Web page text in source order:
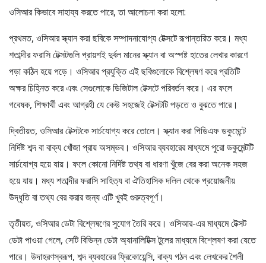
ওসিআর কিভাবে সাহায্য করতে পারে, তা আলোচনা করা হলো:
প্রথমত, ওসিআর স্ক্যান করা ছবিকে সম্পাদনাযোগ্য টেক্সটে রূপান্তরিত করে। মধ্য
শতাব্দীর ফরাসি টেক্সটগুলি প্রায়শই দুর্বল মানের স্ক্যান বা অস্পষ্ট হাতের লেখার কারণে
পড়া কঠিন হয়ে পড়ে। ওসিআর প্রযুক্তি এই ছবিগুলোকে বিশ্লেষণ করে প্রতিটি
অক্ষর চিহ্নিত করে এবং সেগুলোকে ডিজিটাল টেক্সটে পরিবর্তন করে। এর ফলে
গবেষক, শিক্ষার্থী এবং আগ্রহী যে কেউ সহজেই টেক্সটটি পড়তে ও বুঝতে পারে।
দ্বিতীয়ত, ওসিআর টেক্সটকে সার্চযোগ্য করে তোলে। স্ক্যান করা পিডিএফ ডকুমেন্টে
নির্দিষ্ট শব্দ বা বাক্য খোঁজা প্রায় অসম্ভব। ওসিআর ব্যবহারের মাধ্যমে পুরো ডকুমেন্টটি
সার্চযোগ্য হয়ে যায়। ফলে কোনো নির্দিষ্ট তথ্য বা ধারণা খুঁজে বের করা অনেক সহজ
হয়ে যায়। মধ্য শতাব্দীর ফরাসি সাহিত্য বা ঐতিহাসিক দলিল থেকে প্রয়োজনীয়
উদ্ধৃতি বা তথ্য বের করার জন্য এটি খুবই গুরুত্বপূর্ণ।
তৃতীয়ত, ওসিআর ডেটা বিশ্লেষণের সুযোগ তৈরি করে। ওসিআর-এর মাধ্যমে টেক্সট
ডেটা পাওয়া গেলে, সেটি বিভিন্ন ডেটা অ্যানালিটিক্স টুলের মাধ্যমে বিশ্লেষণ করা যেতে
পারে। উদাহরণস্বরূপ, শব্দ ব্যবহারের ফ্রিকোয়েন্সি, বাক্য গঠন এবং লেখকের শৈলী